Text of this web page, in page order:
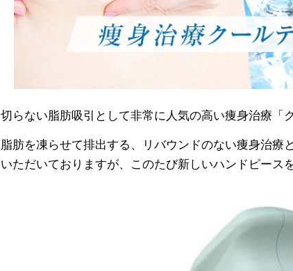
切らない脂肪吸引として非常に人気の高い痩身治療「
脂肪を凍らせて排出する、リバウンドのない痩身治療
いただいておりますが、このたび新しいハンドピース